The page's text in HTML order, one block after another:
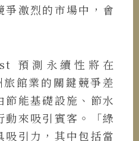
爭激烈的市場中，會
預測永續性將在
館業的關鍵競爭差
節能基礎設施、節水
來吸引賓客。「綠
引力，其中包括當